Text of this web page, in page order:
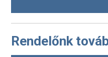
Rendelőnk